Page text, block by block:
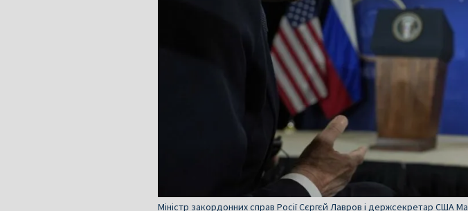
Міністр закордонних справ Росії Сєргєй Лавров і держсекретар